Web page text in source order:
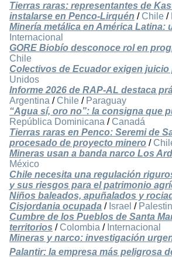
Tierras raras: representantes de
instalarse en Penco-Lirquén / Chile /
Minería metálica en América Latina:
Internacional
GORE Biobío desconoce rol en
Chile
Colectivos de Ecuador exigen
Unidos
Informe 2026 de RAP-AL destaca
Argentina / Chile / Paraguay
“Agua sí, oro no”: la consigna que
República Dominicana / Canadá
Tierras raras en Penco: Seremi de
procesado de proyecto minero /
Mineras usan a banda narco Los
México
Chile necesita una regulación
y sus riesgos para el patrimonio
Niños baleados, apuñalados y
Cisjordania ocupada / Israel /
Cumbre de los Pueblos de Santa
territorios / Colombia / Internacional
Mineras y narco: investigación
Palantir: la empresa más peligrosa